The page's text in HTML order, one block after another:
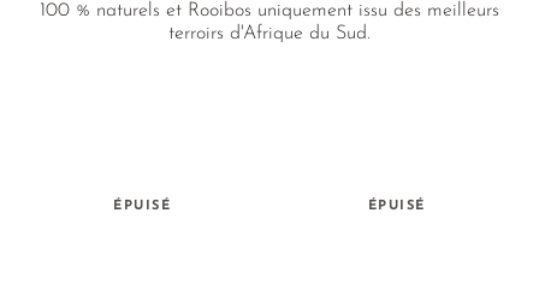
100 % naturels et Rooibos uniquement issu des meilleurs
terroirs d'Afrique du Sud.
ÉPUISÉ ÉPUISÉ